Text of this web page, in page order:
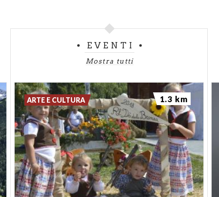
EVENTI
Mostra tutti
ARTE E CULTURA 1.3 km